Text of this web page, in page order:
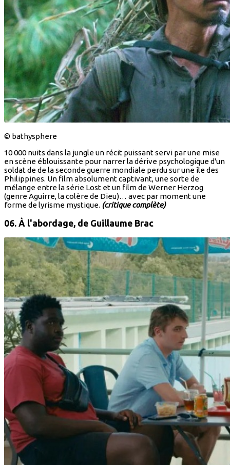
© bathysphere
10 000 nuits dans la jungle un récit puissant servi par une mise
en scène éblouissante pour narrer la dérive psychologique d'un
soldat de de la seconde guerre mondiale perdu sur une île des
Philippines. Un film absolument captivant, une sorte de
mélange entre la série Lost et un film de Werner Herzog
(genre Aguirre, la colère de Dieu)… avec par moment une
forme de lyrisme mystique. (critique complète)
06. À l'abordage, de Guillaume Brac